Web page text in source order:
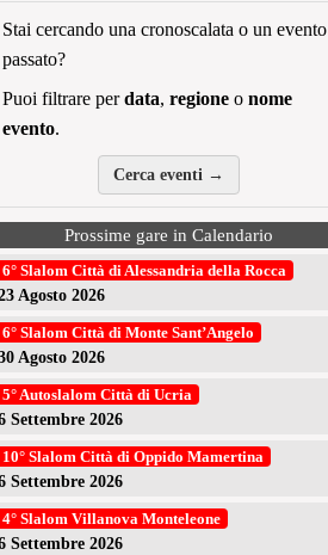
Slalom Santopadre 2026
30 Luglio 2026
Stai cercando una cronoscalata o un evento
passato?
Puoi filtrare perdata, regione o nome
evento.
Cerca eventi →
Prossime gare in Calendario
6° Slalom Città di Alessandria della Rocca
Agosto 2026
6° Slalom Città di Monte Sant’Angelo
Agosto 2026
5° Autoslalom Città di Ucria
Settembre 2026
10° Slalom Città di Oppido Mamertina
Settembre 2026
4° Slalom Villanova Monteleone
Settembre 2026